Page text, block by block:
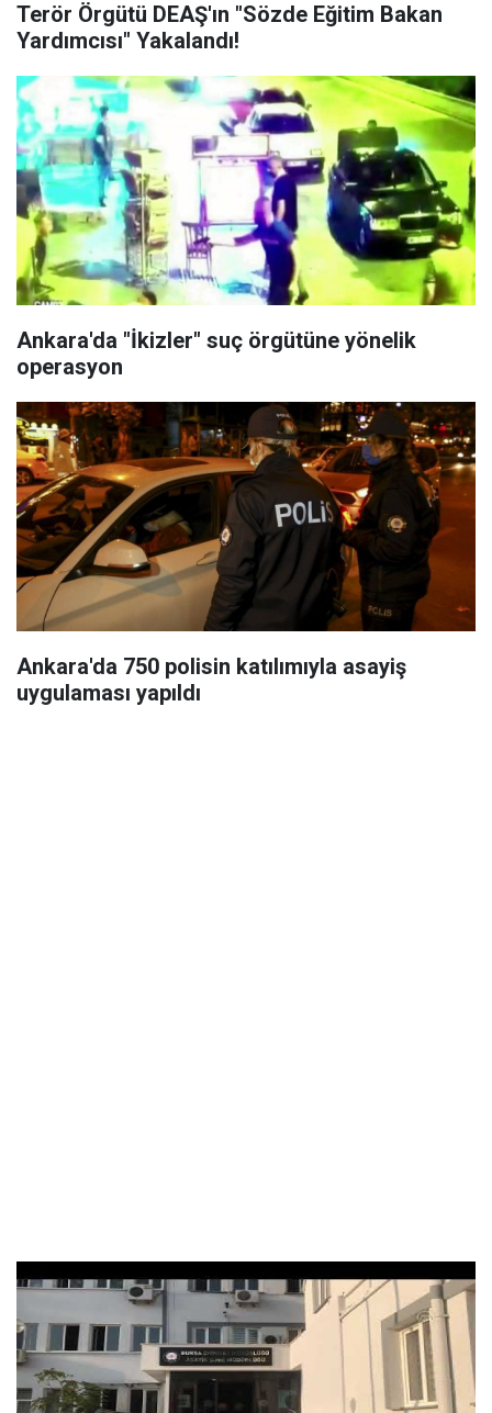
Terör Örgütü DEAŞ'ın "Sözde Eğitim Bakan
Yardımcısı" Yakalandı!
Ankara'da "İkizler" suç örgütüne yönelik
operasyon
Ankara'da 750 polisin katılımıyla asayiş
uygulaması yapıldı